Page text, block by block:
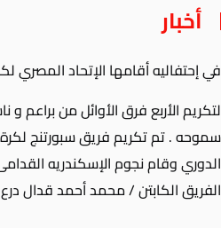
أخبار
في إحتفاليه أقامها الإتحاد المصري
لتكريم الأربع فرق الأوائل من براعم
الدوري وقام نجوم الإسكندريه
الفريق الكابتن / محمد أحمد قدال درع